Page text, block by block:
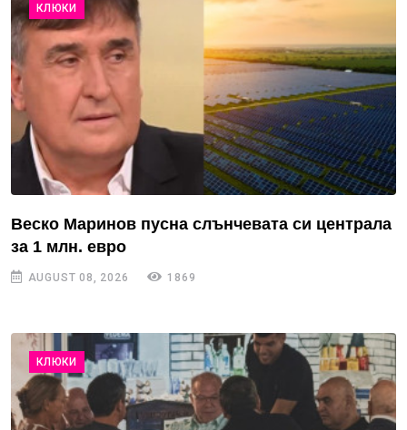
КЛЮКИ
Веско Маринов пусна слънчевата си централа
за 1 млн. евро
AUGUST 08, 2026 1869
КЛЮКИ